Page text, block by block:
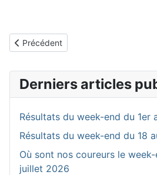
Article précédent : La section VTT
Précédent
Derniers articles
Résultats du week-end du 1er
Résultats du week-end du 18
Où sont nos coureurs le
juillet 2026